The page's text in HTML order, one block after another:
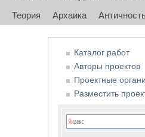
Теория
Архаика Античность
Каталог работ
Авторы проектов
Проектные
Разместить